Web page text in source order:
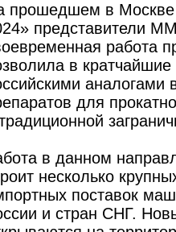
прошедшем в
представители
работа
в
аналогами
для
в данном
несколько
поставок
и стран СНГ.